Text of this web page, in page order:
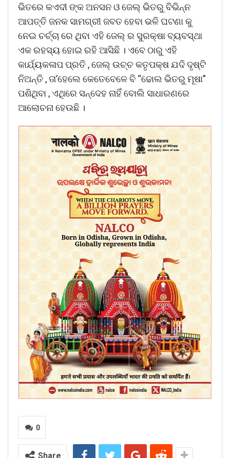
ଭିତରେ କଏଦୀ ଙ୍କ ଅନସନ ଓ ଜେଲ୍ ଭିତରୁ ବିଭିନ୍ନ
ଆପତ୍ତି ଜନକ ସାମଗ୍ରୀ ଜବତ ହେବା ଭଳି ଘଟଣା କୁ
ନେଇ ଚର୍ଚ୍ଚା ରେ ଥିବା ଏହି ଜେଲ୍ ର ସୁରକ୍ଷା ବ୍ୟବସ୍ଥା
ଏକ ରହସ୍ୟ ହୋଇ ରହି ଆସିଛି । ଏବେ ଠାରୁ ଏହି
କାର୍ଯ୍ୟକଳାପ ପ୍ରତି , ଜେଲ୍ ଉଚ୍ଚ କତୃପକ୍ଷ ଯଦି ଦୃଷ୍ଟି
ନିଅନ୍ତି , ତା’ହେଲେ କେତେବେଳେ ବି “ଢୋଲ ଭିତରୁ ମୂଷା”
ପଶିଥିବା , ଏଥିରେ ସନ୍ଦେହ ନାହିଁ ବୋଲି ସାଧାରଣରେ
ଆଲୋଚନା ହେଉଛି ।
0
Share